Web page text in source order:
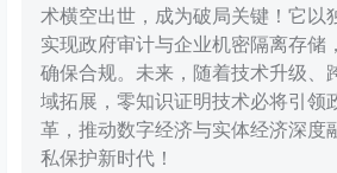
术横空出世，成为破局关键！它以
实现政府审计与企业机密隔离存储
确保合规。未来，随着技术升级、
域拓展，零知识证明技术必将引领
革，推动数字经济与实体经济深度
私保护新时代！